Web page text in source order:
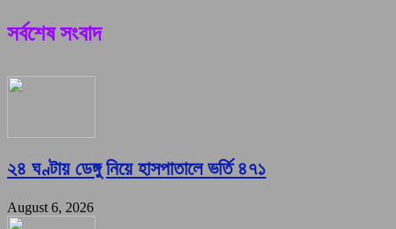
সর্বশেষ সংবাদ
২৪ ঘণ্টায় ডেঙ্গু নিয়ে হাসপাতালে ভর্তি ৪৭১
August 6, 2026